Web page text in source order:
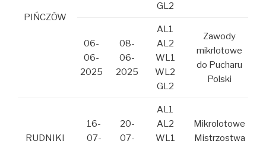
PIŃCZÓW
GL2
06-
06-
2025
08-
06-
2025
AL1
AL2
WL1
WL2
GL2
Zawody
mikrlotowe
do Pucharu
Polski
RUDNIKI
16-
07-
20-
07-
AL1
AL2
WL1
Mikrolotowe
Mistrzostwa